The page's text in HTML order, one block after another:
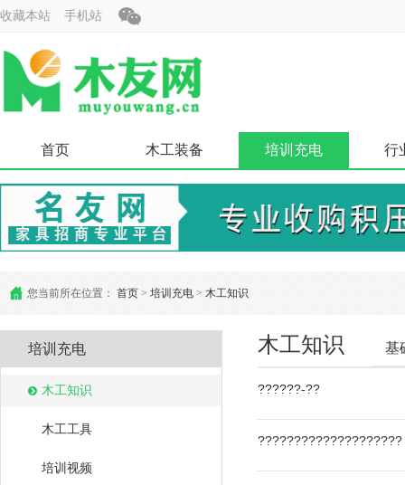
收藏本站 手机站
首页 木工装备 培训充电 行
您当前所在位置： 首页 > 培训充电 > 木工知识
培训充电
木工知识
木工工具
培训视频
木工知识 基
??????-??
????????????????????